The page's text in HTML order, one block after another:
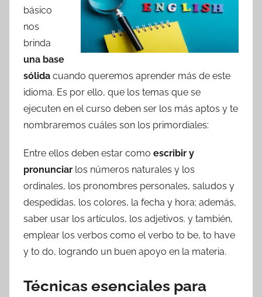
básico
nos
brinda
una base
sólida cuando queremos aprender más de este
idioma. Es por ello, que los temas que se
ejecuten en el curso deben ser los más aptos y te
nombraremos cuáles son los primordiales:
Entre ellos deben estar como escribir y
pronunciar los números naturales y los
ordinales, los pronombres personales, saludos y
despedidas, los colores, la fecha y hora; además,
saber usar los artículos, los adjetivos. y también,
emplear los verbos como el verbo to be, to have
y to do, logrando un buen apoyo en la materia.
Técnicas esenciales para